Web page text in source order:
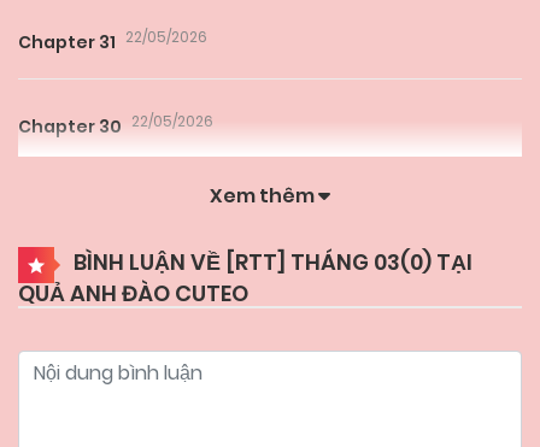
Chapter 31 22/05/2026
Chapter 30 22/05/2026
22/05/2026
Chapter 28 22/05/2026
Chapter 27 22/05/2026
Xem thêm
BÌNH LUẬN VỀ [RTT] THÁNG 03(0) TẠI
QUẢ ANH ĐÀO CUTEO